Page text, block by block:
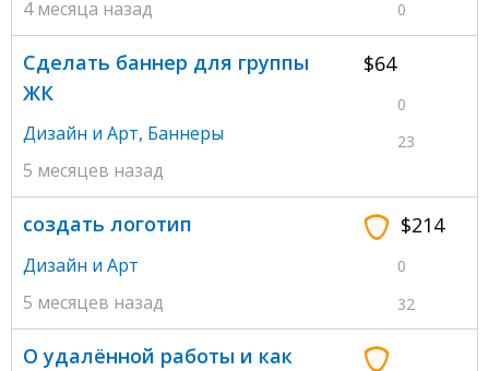
0
4 месяца назад
$64
0
23
Сделать баннер для группы
ЖК
Дизайн и Арт, Баннеры
5 месяцев назад
$214
0
32
создать логотип
Дизайн и Арт
5 месяцев назад
О удалённой работы и как